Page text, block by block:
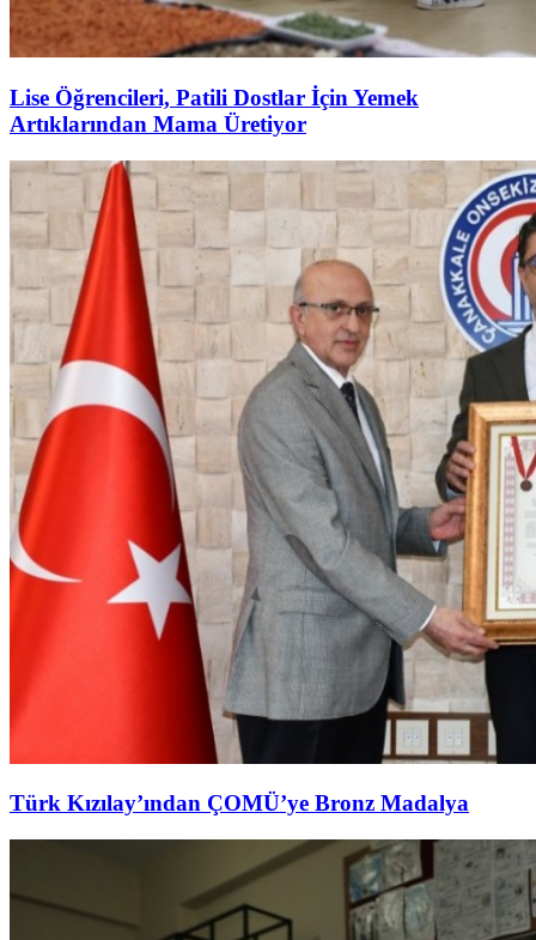
Lise Öğrencileri, Patili Dostlar İçin Yemek
Artıklarından Mama Üretiyor
Türk Kızılay’ından ÇOMÜ’ye Bronz Madalya